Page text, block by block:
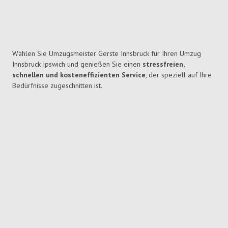
Wählen Sie Umzugsmeister Gerste Innsbruck für Ihren Umzug
Innsbruck Ipswich und genießen Sie einen stressfreien,
schnellen und kosteneffizienten Service, der speziell auf Ihre
Bedürfnisse zugeschnitten ist.